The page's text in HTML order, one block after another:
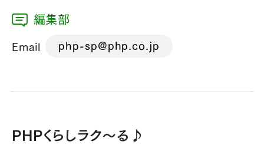
編集部
Email php-sp@php.co.jp
PHPくらしラク～る♪